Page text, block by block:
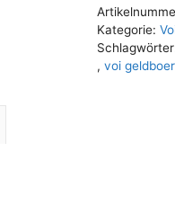
Kategorie:
,voi